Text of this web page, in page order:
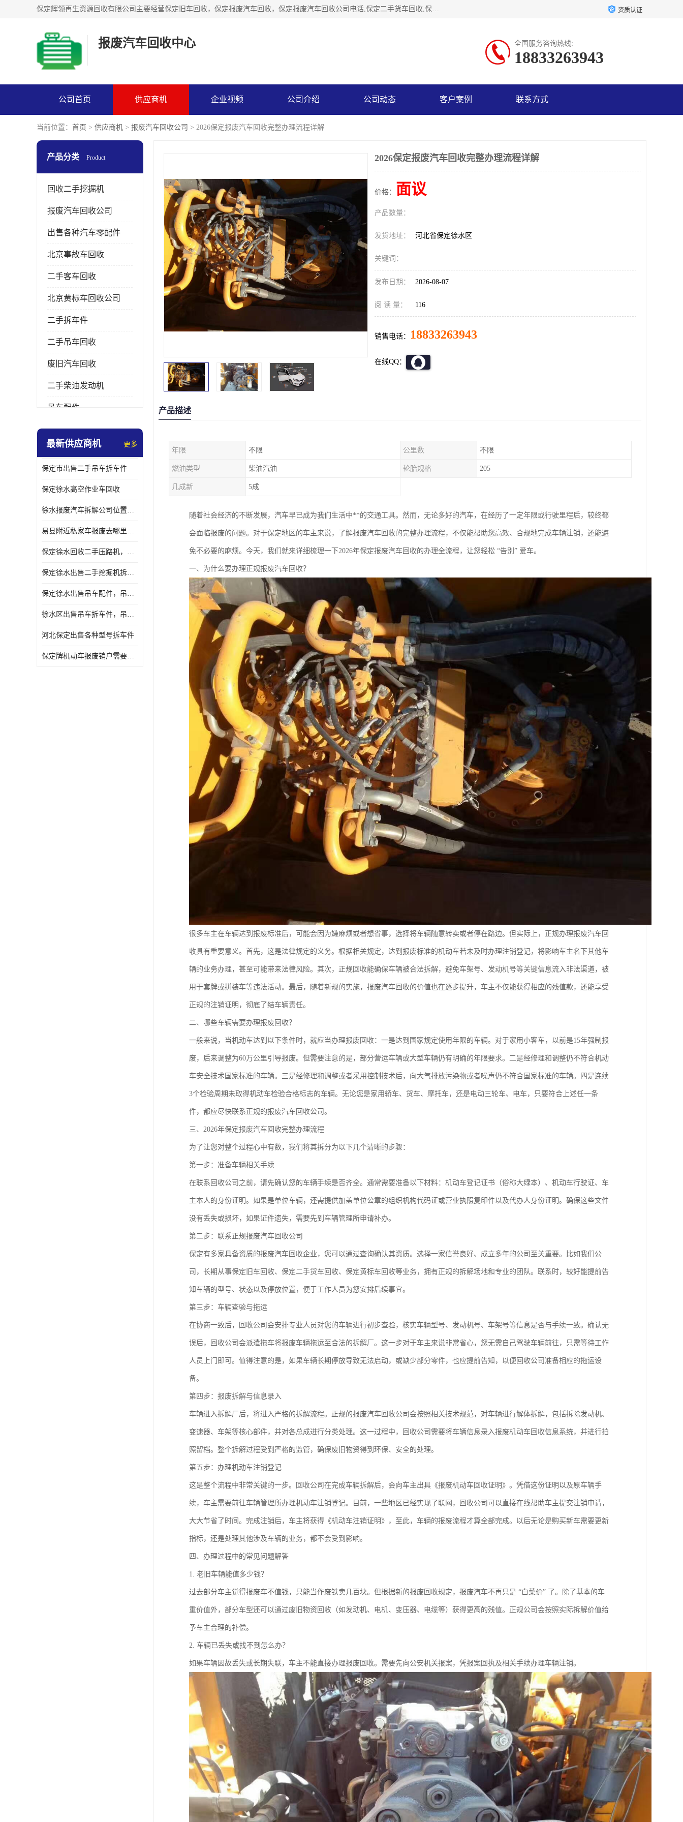
保定辉领再生资源回收有限公司主要经营保定旧车回收，保定报废汽车回收，保定报废汽车回收公司电话,保定二手货车回收,保定黄标车回收, 保定黄标车回收，保定哪里收报废车，保定废旧汽车回收，保定汽车报废手续办理，保定汽车解体厂。将通过采取区域限行促进淘汰、经济补助激励新、加大上路*法处罚、加强达标排放监管等综合措施，对老旧机动车逐步实行末位淘汰，加快老旧机动车淘汰新 资质认证
报废汽车回收中心 全国服务咨询热线:
18833263943
公司首页 供应商机 企业视频 公司介绍 公司动态 客户案例 联系方式
当前位置： 首页 > 供应商机 > 报废汽车回收公司 > 2026保定报废汽车回收完整办理流程详解
产品分类 Product
回收二手挖掘机
报废汽车回收公司
出售各种汽车零配件
北京事故车回收
二手客车回收
北京黄标车回收公司
二手拆车件
二手吊车回收
废旧汽车回收
二手柴油发动机
吊车配件
挖掘机拆车件
最新供应商机 更多
保定市出售二手吊车拆车件
保定徐水高空作业车回收
徐水报废汽车拆解公司位置，出售二手拆车件发动机
易县附近私家车报废去哪里，咨询车辆销户流程电话
保定徐水回收二手压路机，压路机拆解市场在哪
保定徐水出售二手挖掘机拆车件，挖掘机配件，液压件出售
保定徐水出售吊车配件，吊车拆车件出售
徐水区出售吊车拆车件，吊车液压件，吊车发动机变速箱出售
河北保定出售各种型号拆车件
保定牌机动车报废销户需要带哪些手续，流程咨询
2026保定报废汽车回收完整办理流程详解
价格： 面议
产品数量：
发货地址： 河北省保定徐水区
关键词：
发布日期： 2026-08-07
阅 读 量： 116
销售电话： 18833263943
在线QQ：
产品描述
年限 不限 公里数 不限
燃油类型 柴油汽油 轮胎规格 205
几成新 5成
随着社会经济的不断发展，汽车早已成为我们生活中**的交通工具。然而，无论多好的汽车，在经历了一定年限或行驶里程后，较终都
会面临报废的问题。对于保定地区的车主来说，了解报废汽车回收的完整办理流程，不仅能帮助您高效、合规地完成车辆注销，还能避
免不必要的麻烦。今天，我们就来详细梳理一下2026年保定报废汽车回收的办理全流程，让您轻松 “告别” 爱车。
一、为什么要办理正规报废汽车回收？
很多车主在车辆达到报废标准后，可能会因为嫌麻烦或者想省事，选择将车辆随意转卖或者停在路边。但实际上，正规办理报废汽车回
收具有重要意义。首先，这是法律规定的义务。根据相关规定，达到报废标准的机动车若未及时办理注销登记，将影响车主名下其他车
辆的业务办理，甚至可能带来法律风险。其次，正规回收能确保车辆被合法拆解，避免车架号、发动机号等关键信息流入非法渠道，被
用于套牌或拼装车等违法活动。最后，随着新规的实施，报废汽车回收的价值也在逐步提升，车主不仅能获得相应的残值款，还能享受
正规的注销证明，彻底了结车辆责任。
二、哪些车辆需要办理报废回收？
一般来说，当机动车达到以下条件时，就应当办理报废回收：一是达到国家规定使用年限的车辆。对于家用小客车，以前是15年强制报
废，后来调整为60万公里引导报废。但需要注意的是，部分营运车辆或大型车辆仍有明确的年限要求。二是经修理和调整仍不符合机动
车安全技术国家标准的车辆。三是经修理和调整或者采用控制技术后，向大气排放污染物或者噪声仍不符合国家标准的车辆。四是连续
3个检验周期未取得机动车检验合格标志的车辆。无论您是家用轿车、货车、摩托车，还是电动三轮车、电车，只要符合上述任一条
件，都应尽快联系正规的报废汽车回收公司。
三、2026年保定报废汽车回收完整办理流程
为了让您对整个过程心中有数，我们将其拆分为以下几个清晰的步骤：
第一步：准备车辆相关手续
在联系回收公司之前，请先确认您的车辆手续是否齐全。通常需要准备以下材料：机动车登记证书（俗称大绿本）、机动车行驶证、车
主本人的身份证明。如果是单位车辆，还需提供加盖单位公章的组织机构代码证或营业执照复印件以及代办人身份证明。确保这些文件
没有丢失或损坏，如果证件遗失，需要先到车辆管理所申请补办。
第二步：联系正规报废汽车回收公司
保定有多家具备资质的报废汽车回收企业，您可以通过查询确认其资质。选择一家信誉良好、成立多年的公司至关重要。比如我们公
司，长期从事保定旧车回收、保定二手货车回收、保定黄标车回收等业务，拥有正规的拆解场地和专业的团队。联系时，较好能提前告
知车辆的型号、状态以及停放位置，便于工作人员为您安排后续事宜。
第三步：车辆查验与拖运
在协商一致后，回收公司会安排专业人员对您的车辆进行初步查验，核实车辆型号、发动机号、车架号等信息是否与手续一致。确认无
误后，回收公司会派遣拖车将报废车辆拖运至合法的拆解厂。这一步对于车主来说非常省心，您无需自己驾驶车辆前往，只需等待工作
人员上门即可。值得注意的是，如果车辆长期停放导致无法启动，或缺少部分零件，也应提前告知，以便回收公司准备相应的拖运设
备。
第四步：报废拆解与信息录入
车辆进入拆解厂后，将进入严格的拆解流程。正规的报废汽车回收公司会按照相关技术规范，对车辆进行解体拆解，包括拆除发动机、
变速器、车架等核心部件，并对各总成进行分类处理。这一过程中，回收公司需要将车辆信息录入报废机动车回收信息系统，并进行拍
照留档。整个拆解过程受到严格的监管，确保废旧物资得到环保、安全的处理。
第五步：办理机动车注销登记
这是整个流程中非常关键的一步。回收公司在完成车辆拆解后，会向车主出具《报废机动车回收证明》。凭借这份证明以及原车辆手
续，车主需要前往车辆管理所办理机动车注销登记。目前，一些地区已经实现了联网，回收公司可以直接在线帮助车主提交注销申请，
大大节省了时间。完成注销后，车主将获得《机动车注销证明》，至此，车辆的报废流程才算全部完成。以后无论是购买新车需要更新
指标，还是处理其他涉及车辆的业务，都不会受到影响。
四、办理过程中的常见问题解答
1. 老旧车辆能值多少钱？
过去部分车主觉得报废车不值钱，只能当作废铁卖几百块。但根据新的报废回收规定，报废汽车不再只是 “白菜价” 了。除了基本的车
重价值外，部分车型还可以通过废旧物资回收（如发动机、电机、变压器、电缆等）获得更高的残值。正规公司会按照实际拆解价值给
予车主合理的补偿。
2. 车辆已丢失或找不到怎么办？
如果车辆因故丢失或长期失联，车主不能直接办理报废回收。需要先向公安机关报案，凭报案回执及相关手续办理车辆注销。